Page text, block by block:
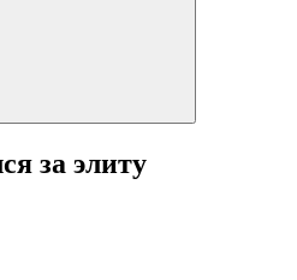
за элиту